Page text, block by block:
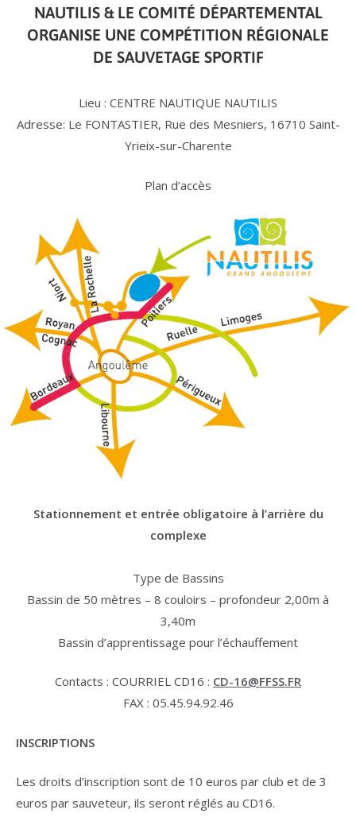
NAUTILIS & LE COMITÉ DÉPARTEMENTAL
ORGANISE UNE COMPÉTITION RÉGIONALE
DE SAUVETAGE SPORTIF
Lieu : CENTRE NAUTIQUE NAUTILIS
Adresse: Le FONTASTIER, Rue des Mesniers, 16710 Saint-
Yrieix-sur-Charente
Plan d’accès
Stationnement et entrée obligatoire à l’arrière du
complexe
Type de Bassins
Bassin de 50 mètres – 8 couloirs – profondeur 2,00m à
3,40m
Bassin d’apprentissage pour l’échauffement
Contacts : COURRIEL CD16 : CD-16@FFSS.FR
FAX : 05.45.94.92.46
INSCRIPTIONS
Les droits d’inscription sont de 10 euros par club et de 3
euros par sauveteur, ils seront réglés au CD16.